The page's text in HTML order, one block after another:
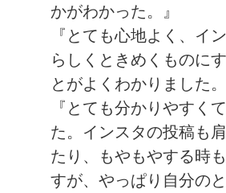
かがわかった。』
『とても心地よく、イ
らしくときめくものに
とがよくわかりました。
『とても分かりやすく
た。インスタの投稿も
たり、もやもやする時
すが、やっぱり自分の